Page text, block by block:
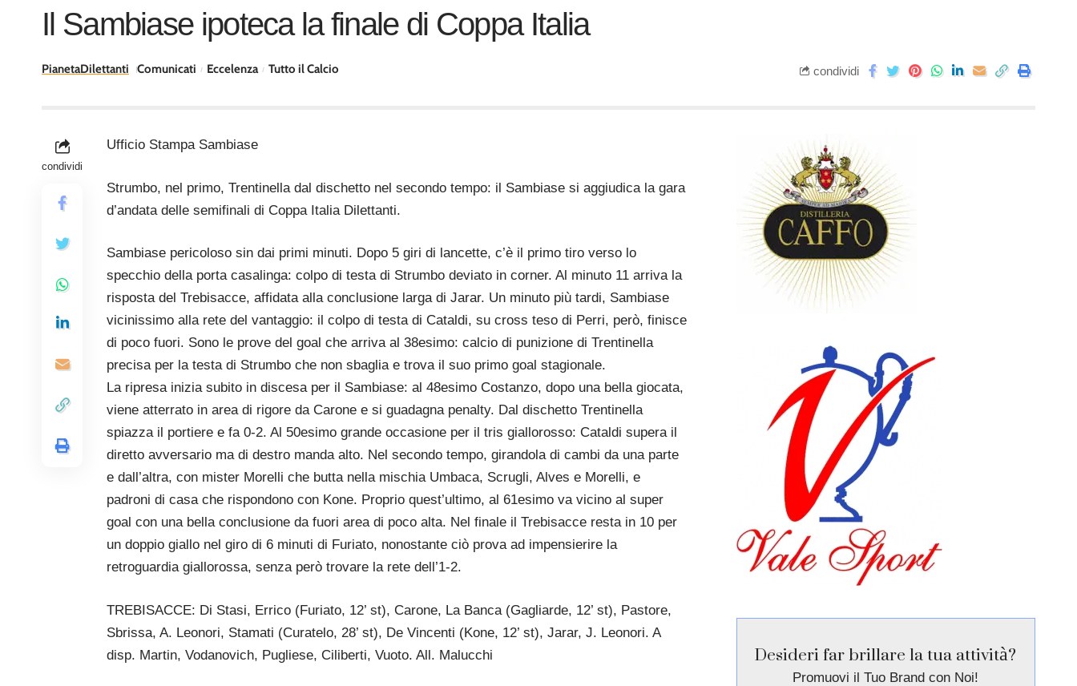
Il Sambiase ipoteca la finale di Coppa Italia
PianetaDilettanti Comunicati Eccelenza Tutto il Calcio condividi
condividi
Ufficio Stampa Sambiase
Strumbo, nel primo, Trentinella dal dischetto nel secondo tempo: il Sambiase si aggiudica la gara
d’andata delle semifinali di Coppa Italia Dilettanti.
Sambiase pericoloso sin dai primi minuti. Dopo 5 giri di lancette, c’è il primo tiro verso lo
specchio della porta casalinga: colpo di testa di Strumbo deviato in corner. Al minuto 11 arriva la
risposta del Trebisacce, affidata alla conclusione larga di Jarar. Un minuto più tardi, Sambiase
vicinissimo alla rete del vantaggio: il colpo di testa di Cataldi, su cross teso di Perri, però, finisce
di poco fuori. Sono le prove del goal che arriva al 38esimo: calcio di punizione di Trentinella
precisa per la testa di Strumbo che non sbaglia e trova il suo primo goal stagionale.
La ripresa inizia subito in discesa per il Sambiase: al 48esimo Costanzo, dopo una bella giocata,
viene atterrato in area di rigore da Carone e si guadagna penalty. Dal dischetto Trentinella
spiazza il portiere e fa 0-2. Al 50esimo grande occasione per il tris giallorosso: Cataldi supera il
diretto avversario ma di destro manda alto. Nel secondo tempo, girandola di cambi da una parte
e dall’altra, con mister Morelli che butta nella mischia Umbaca, Scrugli, Alves e Morelli, e
padroni di casa che rispondono con Kone. Proprio quest’ultimo, al 61esimo va vicino al super
goal con una bella conclusione da fuori area di poco alta. Nel finale il Trebisacce resta in 10 per
un doppio giallo nel giro di 6 minuti di Furiato, nonostante ciò prova ad impensierire la
retroguardia giallorossa, senza però trovare la rete dell’1-2.
TREBISACCE: Di Stasi, Errico (Furiato, 12’ st), Carone, La Banca (Gagliarde, 12’ st), Pastore,
Sbrissa, A. Leonori, Stamati (Curatelo, 28’ st), De Vincenti (Kone, 12’ st), Jarar, J. Leonori. A
disp. Martin, Vodanovich, Pugliese, Ciliberti, Vuoto. All. Malucchi
Desideri far brillare la tua attività?
Promuovi il Tuo Brand con Noi!